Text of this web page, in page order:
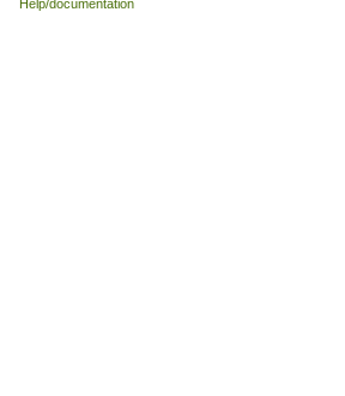
Help/documentation